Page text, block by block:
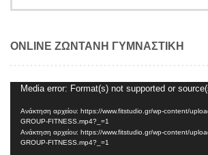
ONLINE ΖΩΝΤΑΝΗ ΓΥΜΝΑΣΤΙΚΗ
Πρόγραμμα
Αναπαραγωγής
Βίντεο
Media error: Format(s) not supported or
Ανάκτηση αρχείου: https://www.fitstudio.gr/wp-content/
GROUP-FITNESS.mp4?_=1
Ανάκτηση αρχείου: https://www.fitstudio.gr/wp-content/
GROUP-FITNESS.mp4?_=1